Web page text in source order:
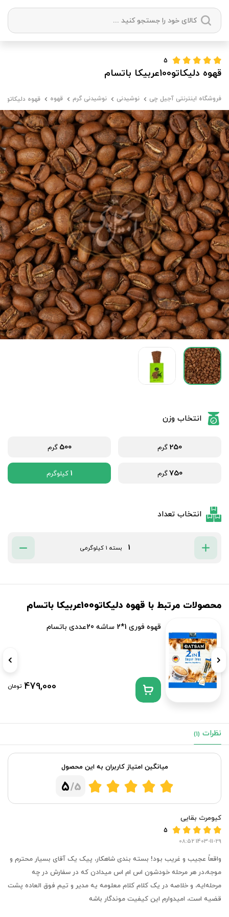
دسته بندی ها
آجیل میوه خشک زعفران
فروشگاه اینترنتی آجیل چی نوشیدنی نوشیدنی گرم قهوه قهوه دلیکاتو100عربیکا باتسام
5
قهوه دلیکاتو100عربیکا باتسام
انتخاب وزن
250 گرم 500 گرم
750گرم 1 کیلوگرم
انتخاب تعداد
بسته 1 کیلوگرمی
محصولات مرتبط با قهوه دلیکاتو100عربیکا باتسام
قهوه فوری 1*2 ساشه 20عددی باتسام
479,000 تومان
نظرات (1)
میانگین امتیاز کاربران به این محصول
5/5
کیومرث بقایی
5
1403-11-29 08:52
واقعاً عجیب و غریب بود! بسته بندی شاهکار، پیک یک آقای بسیار محترم و
موجه،در هر مرحله خودشون اس ام اس میدادن که در سفارش در چه
مرحله‌ایه، و خلاصه در یک کلام کلام معلومه یه مدیر و تیم فوق العاده پشت
قضیه است، امیدوارم این کیفیت موندگار باشه